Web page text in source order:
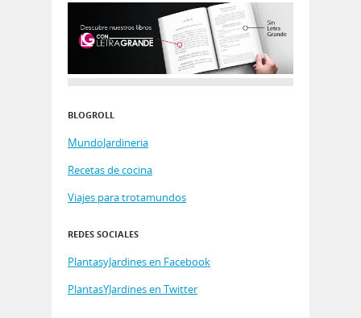
BLOGROLL
MundoJardineria
Recetas de cocina
Viajes para trotamundos
REDES SOCIALES
PlantasyJardines en Facebook
PlantasYJardines en Twitter